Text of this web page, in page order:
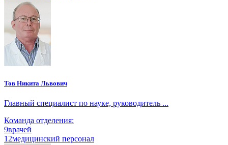
Тов Никита Львович
Главный специалист по науке, руководитель ...
Команда отделения:
9врачей
12медицинский персонал